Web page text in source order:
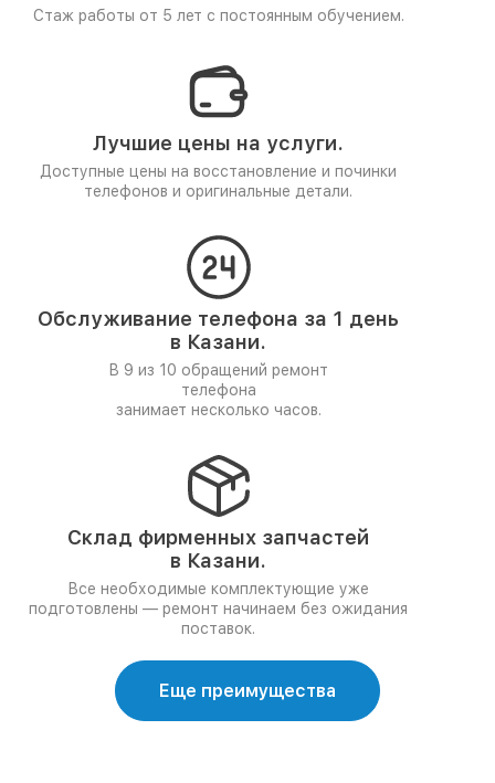
Стаж работы от 5 лет с постоянным обучением.
Лучшие цены на услуги.
Доступные цены на восстановление и починки
телефонов и оригинальные детали.
Обслуживание телефона за 1 день
в Казани.
В 9 из 10 обращений ремонт
телефона
занимает несколько часов.
Склад фирменных запчастей
в Казани.
Все необходимые комплектующие уже
подготовлены — ремонт начинаем без ожидания
поставок.
Еще преимущества